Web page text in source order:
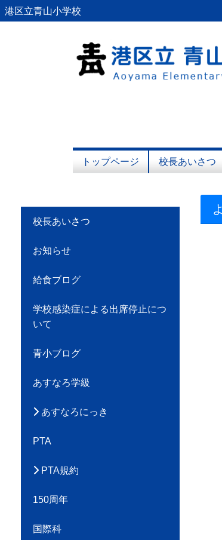
港区立青山小学校
トップページ 校長あいさつ
校長あいさつ
お知らせ
給食ブログ
学校感染症による出席停止につ
いて
青小ブログ
あすなろ学級
あすなろにっき
PTA
PTA規約
150周年
国際科